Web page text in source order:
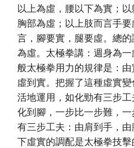
以上為虛，腰以下為實；
胸部為虛；以上肢而言手
言，腳要實，腿要虛。總
為虛。太極拳講：週身為
般太極拳用力的規律是：
虛到實。把握了這種虛實
活地運用，如化勁有三步
化到腳，一步比一步難，
有三步工夫：由肩到手，
下虛實的調配是太極拳技擊